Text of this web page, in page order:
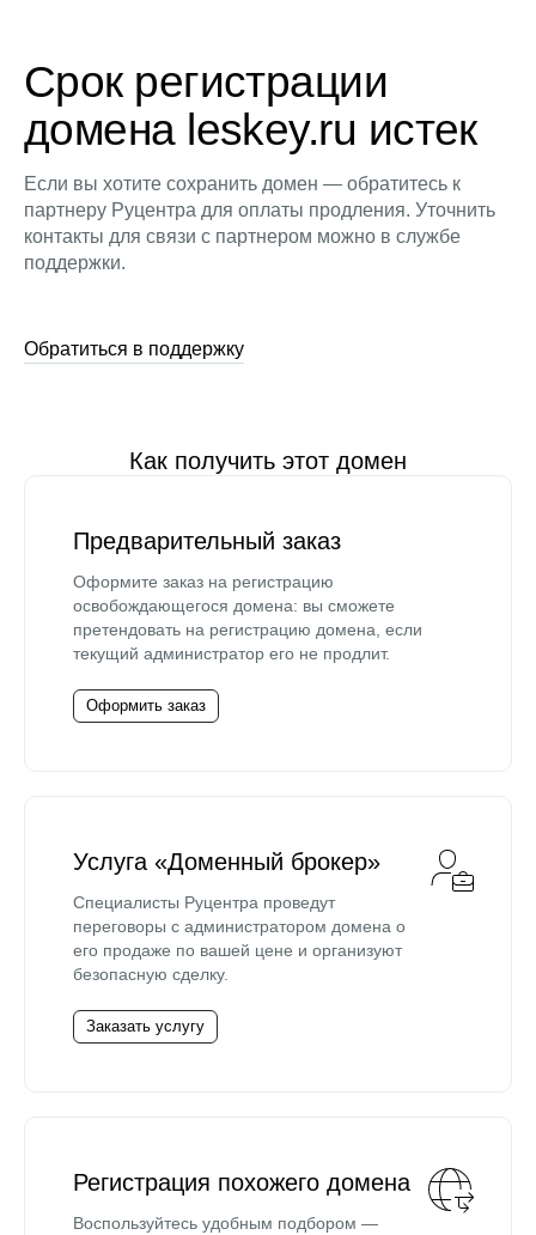
Срок регистрации
домена leskey.ru истек
Если вы хотите сохранить домен — обратитесь к
партнеру Руцентра для оплаты продления. Уточнить
контакты для связи с партнером можно в службе
поддержки.
Обратиться в поддержку
Как получить этот домен
Предварительный заказ
Оформите заказ на регистрацию
освобождающегося домена: вы сможете
претендовать на регистрацию домена, если
текущий администратор его не продлит.
Оформить заказ
Услуга «Доменный брокер»
Специалисты Руцентра проведут
переговоры с администратором домена о
его продаже по вашей цене и организуют
безопасную сделку.
Заказать услугу
Регистрация похожего домена
Воспользуйтесь удобным подбором —